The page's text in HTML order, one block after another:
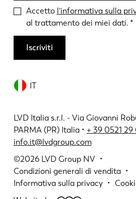
IT
LVD Italia s.r.l. - Via Giovanni
PARMA (PR) Italia • + 39 0521 29
info.it@lvdgroup.com
©2026 LVD Group NV
Condizioni generali di vendita
Informativa sulla privacy
Accetto l'informativa sulla
al trattamento dei miei dati.
Iscriviti